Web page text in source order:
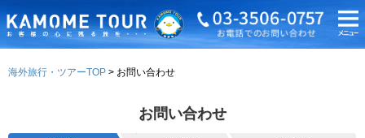
海外旅行・ツアーTOP お問い合わせ
お問い合わせ